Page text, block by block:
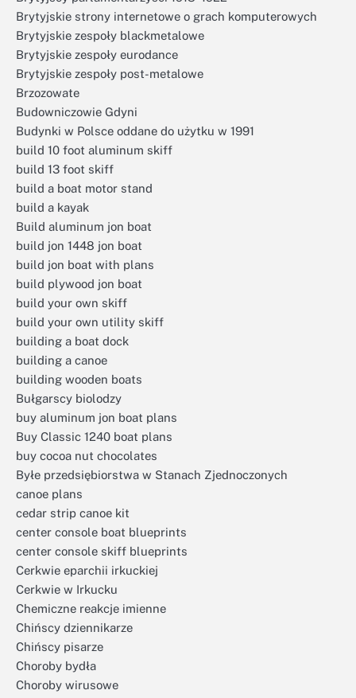
Brytyjskie strony internetowe o grach komputerowych
Brytyjskie zespoły blackmetalowe
Brytyjskie zespoły eurodance
Brytyjskie zespoły post-metalowe
Brzozowate
Budowniczowie Gdyni
Budynki w Polsce oddane do użytku w 1991
build 10 foot aluminum skiff
build 13 foot skiff
build a boat motor stand
build a kayak
Build aluminum jon boat
build jon 1448 jon boat
build jon boat with plans
build plywood jon boat
build your own skiff
build your own utility skiff
building a boat dock
building a canoe
building wooden boats
Bułgarscy biolodzy
buy aluminum jon boat plans
Buy Classic 1240 boat plans
buy cocoa nut chocolates
Byłe przedsiębiorstwa w Stanach Zjednoczonych
canoe plans
cedar strip canoe kit
center console boat blueprints
center console skiff blueprints
Cerkwie eparchii irkuckiej
Cerkwie w Irkucku
Chemiczne reakcje imienne
Chińscy dziennikarze
Chińscy pisarze
Choroby bydła
Choroby wirusowe